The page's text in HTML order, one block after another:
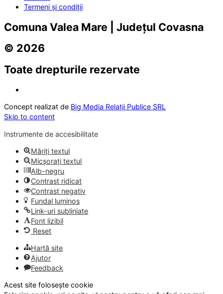
Termeni și condiții
Comuna Valea Mare | Județul Covasna
© 2026
Toate drepturile rezervate
Concept realizat de Big Media Relații Publice SRL
Skip to content
Instrumente de accesibilitate
Măriți textul
Micșorați textul
Alb-negru
Contrast ridicat
Contrast negativ
Fundal luminos
Link-uri subliniate
Font lizibil
Reset
Hartă site
Ajutor
Feedback
Acest site folosește cookie